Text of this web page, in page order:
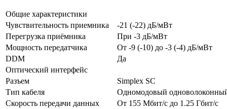
Общие характеристики
Чувствительность приемника
-21 (-22) дБ/мВт
Перегрузка приёмника
При -3 дБ/мВт
Мощность передатчика
От -9 (-10) до -3 (-4) дБ/мВт
DDM
Да
Оптический интерфейс
Разъем
Simplex SC
Тип кабеля
Одномодовый
Скорость передачи данных
От 155 Мбит/с до 1.25 Гбит/с